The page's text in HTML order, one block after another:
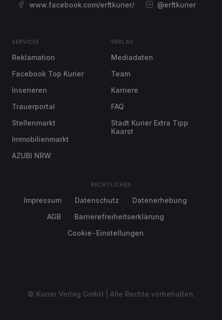
www.facebook.com/erftkurier/ @erftkurier
SERVICES
Reklamation
Facebook Top Kurier
Inserieren
Trauerportal
Stellenmarkt
Immobilienmarkt
AZUBI NRW
VERLAG
Mediadaten
Team
Karriere
FAQ
Stadt Kurier Extra Tipp
Kaarst
RECHTLICHES
Impressum Datenschutz
Datenerhebung
AGB
Barrierefreiheitserklärung
Cookie-Einstellungen
© Kurier Verlag GmbH | Alle Rechte vorbehalten.